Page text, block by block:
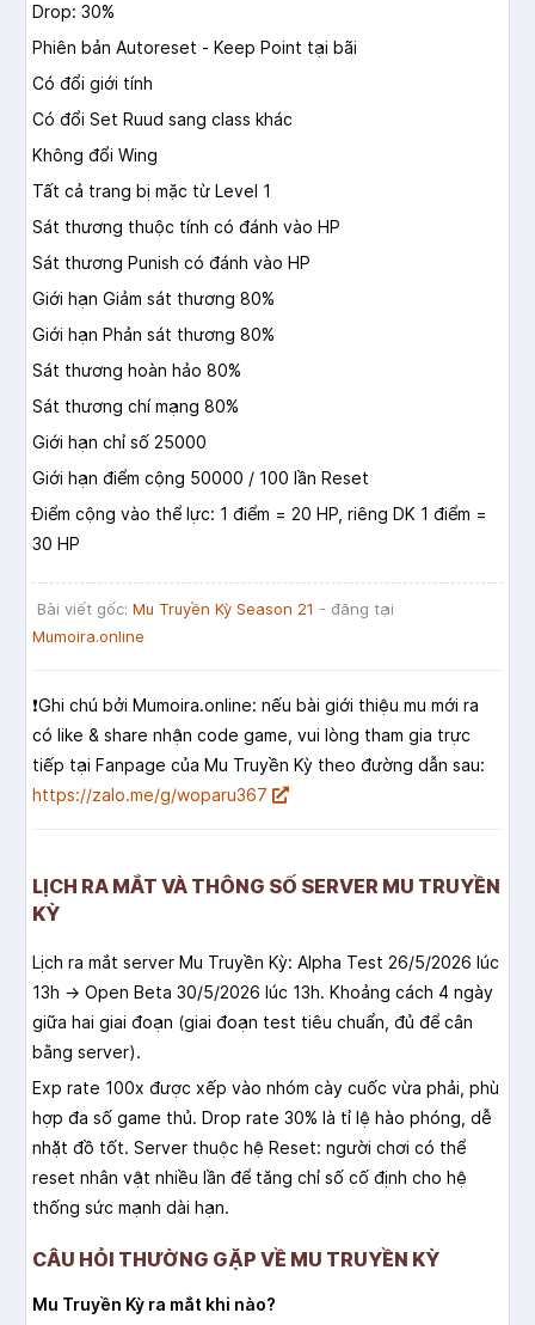
Drop: 30%
Phiên bản Autoreset - Keep Point tại bãi
Có đổi giới tính
Có đổi Set Ruud sang class khác
Không đổi Wing
Tất cả trang bị mặc từ Level 1
Sát thương thuộc tính có đánh vào HP
Sát thương Punish có đánh vào HP
Giới hạn Giảm sát thương 80%
Giới hạn Phản sát thương 80%
Sát thương hoàn hảo 80%
Sát thương chí mạng 80%
Giới hạn chỉ số 25000
Giới hạn điểm cộng 50000 / 100 lần Reset
Điểm cộng vào thể lực: 1 điểm = 20 HP, riêng DK 1 điểm =
30 HP
Bài viết gốc: Mu Truyền Kỳ Season 21 - đăng tại
Mumoira.online
❗️Ghi chú bởi Mumoira.online: nếu bài giới thiệu mu mới ra
có like & share nhận code game, vui lòng tham gia trực
tiếp tại Fanpage của Mu Truyền Kỳ theo đường dẫn sau:
https://zalo.me/g/woparu367
LỊCH RA MẮT VÀ THÔNG SỐ SERVER MU TRUYỀN
KỲ
Lịch ra mắt server Mu Truyền Kỳ: Alpha Test 26/5/2026 lúc
13h → Open Beta 30/5/2026 lúc 13h. Khoảng cách 4 ngày
giữa hai giai đoạn (giai đoạn test tiêu chuẩn, đủ để cân
bằng server).
Exp rate 100x được xếp vào nhóm cày cuốc vừa phải, phù
hợp đa số game thủ. Drop rate 30% là tỉ lệ hào phóng, dễ
nhặt đồ tốt. Server thuộc hệ Reset: người chơi có thể
reset nhân vật nhiều lần để tăng chỉ số cố định cho hệ
thống sức mạnh dài hạn.
CÂU HỎI THƯỜNG GẶP VỀ MU TRUYỀN KỲ
Mu Truyền Kỳ ra mắt khi nào?